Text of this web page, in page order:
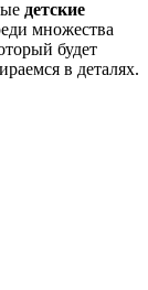
детские
множества
будет
в деталях.